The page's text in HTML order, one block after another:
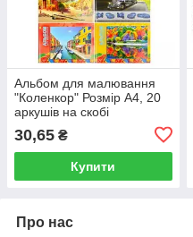
Альбом для малювання
"Коленкор" Розмір А4, 20
аркушів на скобі
30,65 ₴
Купити
Про нас